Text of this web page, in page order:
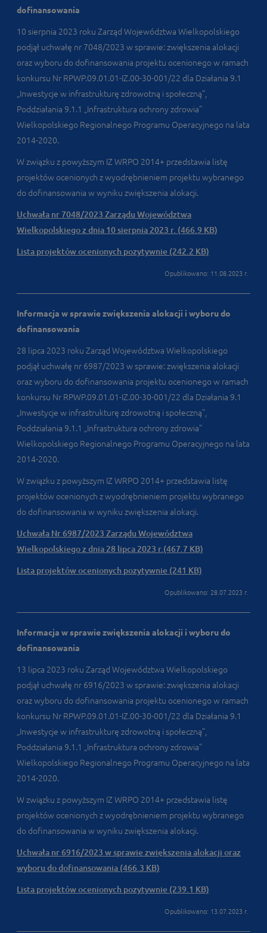
dofinansowania
10 sierpnia 2023 roku Zarząd Województwa Wielkopolskiego
podjął uchwałę nr 7048/2023 w sprawie: zwiększenia alokacji
oraz wyboru do dofinansowania projektu ocenionego w ramach
konkursu Nr RPWP.09.01.01-IZ.00-30-001/22 dla Działania 9.1
„Inwestycje w infrastrukturę zdrowotną i społeczną”,
Poddziałania 9.1.1 „Infrastruktura ochrony zdrowia”
Wielkopolskiego Regionalnego Programu Operacyjnego na lata
2014-2020.
W związku z powyższym IZ WRPO 2014+ przedstawia listę
projektów ocenionych z wyodrębnieniem projektu wybranego
do dofinansowania w wyniku zwiększenia alokacji.
Uchwała nr 7048/2023 Zarządu Województwa
Wielkopolskiego z dnia 10 sierpnia 2023 r. (466.9 KB)
Lista projektów ocenionych pozytywnie (242.2 KB)
Opublikowano: 11.08.2023 r.
Informacja w sprawie zwiększenia alokacji i wyboru do
dofinansowania
28 lipca 2023 roku Zarząd Województwa Wielkopolskiego
podjął uchwałę nr 6987/2023 w sprawie: zwiększenia alokacji
oraz wyboru do dofinansowania projektu ocenionego w ramach
konkursu Nr RPWP.09.01.01-IZ.00-30-001/22 dla Działania 9.1
„Inwestycje w infrastrukturę zdrowotną i społeczną”,
Poddziałania 9.1.1 „Infrastruktura ochrony zdrowia”
Wielkopolskiego Regionalnego Programu Operacyjnego na lata
2014-2020.
W związku z powyższym IZ WRPO 2014+ przedstawia listę
projektów ocenionych z wyodrębnieniem projektu wybranego
do dofinansowania w wyniku zwiększenia alokacji.
Uchwała Nr 6987/2023 Zarządu Województwa
Wielkopolskiego z dnia 28 lipca 2023 r.(467.7 KB)
Lista projektów ocenionych pozytywnie (241 KB)
Opublikowano: 28.07.2023 r.
Informacja w sprawie zwiększenia alokacji i wyboru do
dofinansowania
13 lipca 2023 roku Zarząd Województwa Wielkopolskiego
podjął uchwałę nr 6916/2023 w sprawie: zwiększenia alokacji
oraz wyboru do dofinansowania projektu ocenionego w ramach
konkursu Nr RPWP.09.01.01-IZ.00-30-001/22 dla Działania 9.1
„Inwestycje w infrastrukturę zdrowotną i społeczną”,
Poddziałania 9.1.1 „Infrastruktura ochrony zdrowia”
Wielkopolskiego Regionalnego Programu Operacyjnego na lata
2014-2020.
W związku z powyższym IZ WRPO 2014+ przedstawia listę
projektów ocenionych z wyodrębnieniem projektu wybranego
do dofinansowania w wyniku zwiększenia alokacji.
Uchwała nr 6916/2023 w sprawie zwiększenia alokacji oraz
wyboru do dofinansowania (466.3 KB)
Lista projektów ocenionych pozytywnie (239.1 KB)
Opublikowano: 13.07.2023 r.